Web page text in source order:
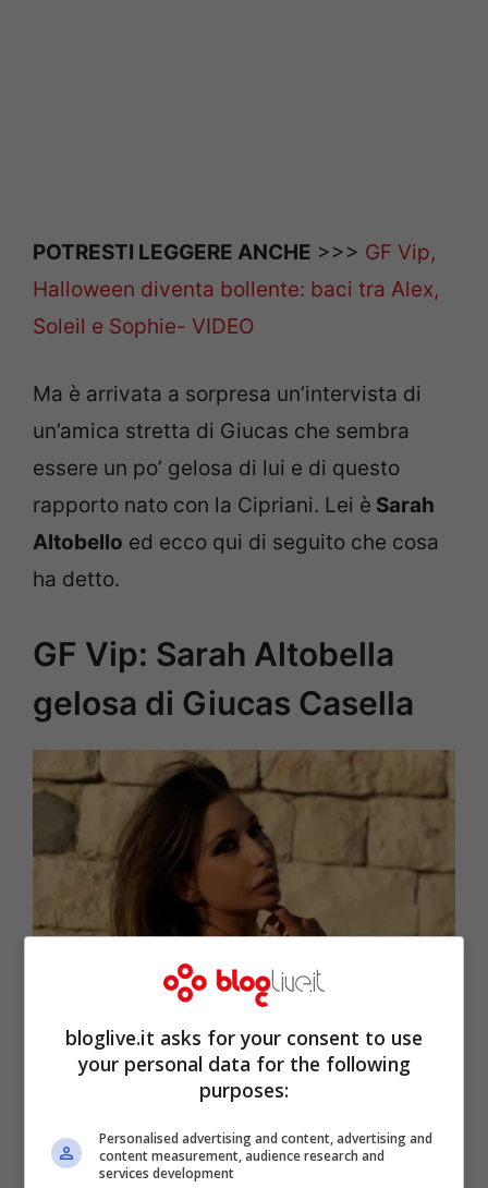
POTRESTI LEGGERE ANCHE >>> GF Vip,
Halloween diventa bollente: baci tra Alex,
Soleil e Sophie- VIDEO
Ma è arrivata a sorpresa un’intervista di
un’amica stretta di Giucas che sembra
essere un po’ gelosa di lui e di questo
rapporto nato con la Cipriani. Lei è Sarah
Altobello ed ecco qui di seguito che cosa
ha detto.
GF Vip: Sarah Altobella
gelosa di Giucas Casella
Sarah Altobello (Facebook)
bloglive.it asks for your consent to use
your personal data for the following
purposes:
Personalised advertising and content, advertising and
content measurement, audience research and
services development